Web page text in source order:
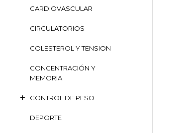
CARDIOVASCULAR
CIRCULATORIOS
COLESTEROL Y TENSION
CONCENTRACIÓN Y
MEMORIA
CONTROL DE PESO
DEPORTE